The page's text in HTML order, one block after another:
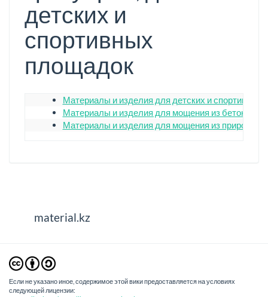
детских и
спортивных
площадок
Материалы и изделия для детских и спортивных
Материалы и изделия для мощения из бетона
Материалы и изделия для мощения из
material.kz
Если не указано иное, содержимое этой вики предоставляется на условиях
следующей лицензии: